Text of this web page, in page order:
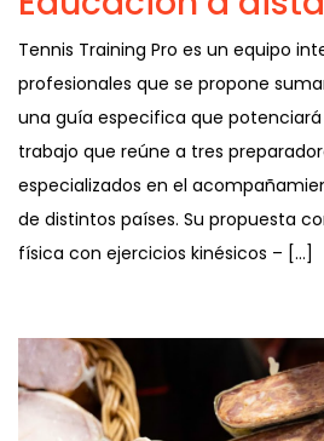
Tennis Training Pro es un equipo
profesionales que se propone
una guía especifica que potenciará
trabajo que reúne a tres
especializados en el
de distintos países. Su propuesta
física con ejercicios kinésicos – […]